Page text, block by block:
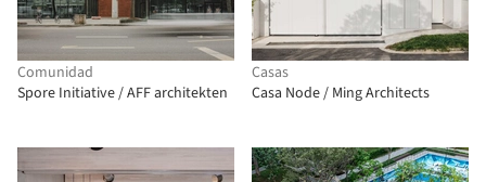
Comunidad
Spore Initiative / AFF architekten
Casas
Casa Node / Ming Architects